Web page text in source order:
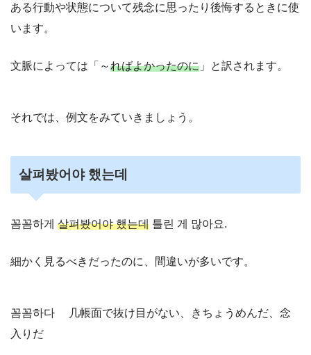
ある行動や状態について残念に思ったり後悔するときに使
います。
文脈によっては「～ればよかったのに 」と訳されます。
それでは、例文をみていきましょう。
살펴봤어야 했는데
꼼꼼하게 살펴봤어야 했는데 틀린 게 많아요.
細かく見るべきだったのに、間違いが多いです。
꼼꼼하다 几帳面で抜け目がない、きちょうめんだ、念
入りだ